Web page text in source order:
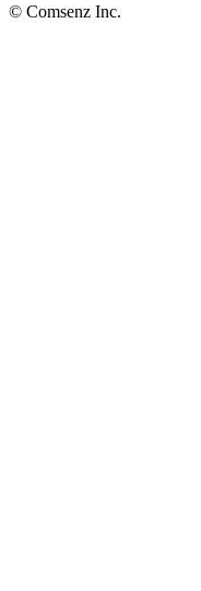
© Comsenz Inc.